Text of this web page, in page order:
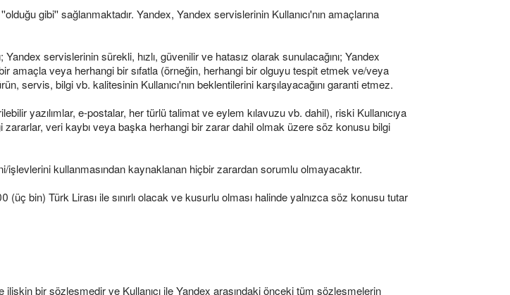
gibi'' sağlanmaktadır. Yandex, Yandex servislerinin Kullanıcı'nın amaçlarına
Yandex servislerinin sürekli, hızlı, güvenilir ve hatasız olarak sunulacağını; Yandex
amaçla veya herhangi bir sıfatla (örneğin, herhangi bir olguyu tespit etmek ve/veya
servis, bilgi vb. kalitesinin Kullanıcı'nın beklentilerini karşılayacağını garanti etmez.
yazılımlar, e-postalar, her türlü talimat ve eylem kılavuzu vb. dahil), riski Kullanıcıya
zararlar, veri kaybı veya başka herhangi bir zarar dahil olmak üzere söz konusu bilgi
kullanmasından kaynaklanan hiçbir zarardan sorumlu olmayacaktır.
bin) Türk Lirası ile sınırlı olacak ve kusurlu olması halinde yalnızca söz konusu tutar
bir sözleşmedir ve Kullanıcı ile Yandex arasındaki önceki tüm sözleşmelerin